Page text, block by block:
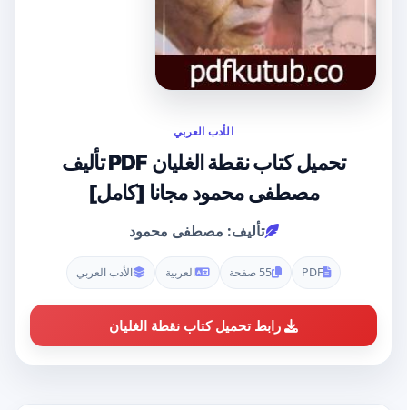
الأدب العربي
تحميل كتاب نقطة الغليان PDF تأليف
مصطفى محمود مجانا [كامل]
تأليف: مصطفى محمود
PDF 55 صفحة العربية الأدب العربي
رابط تحميل كتاب نقطة الغليان